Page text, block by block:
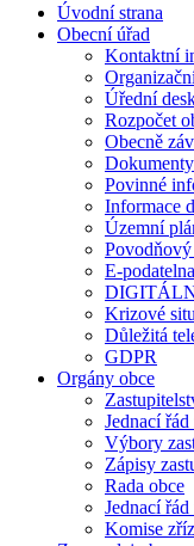
Úvodní strana
Obecní úřad
Kontaktní
Úřední
Rozpočet
Obecně
Povinné
Informace
Územní
E-podatelna
Krizové
Důležitá
GDPR
Orgány obce
Jednací
Výbory
Zápisy
Rada obce
Jednací
Komise